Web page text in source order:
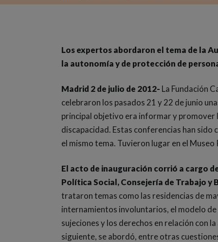
Los expertos abordaron el tema de la
la autonomía y de protección de
Madrid 2 de julio de 2012- La Fundación
celebraron los pasados 21 y 22 de junio
principal objetivo era informar y promover
discapacidad. Estas conferencias han
el mismo tema. Tuvieron lugar en el Museo
El acto de inauguración corrió a cargo
Política Social, Consejería de Trabajo y
trataron temas como las residencias de
internamientos involuntarios, el modelo de
sujeciones y los derechos en relación con
siguiente, se abordó, entre otras